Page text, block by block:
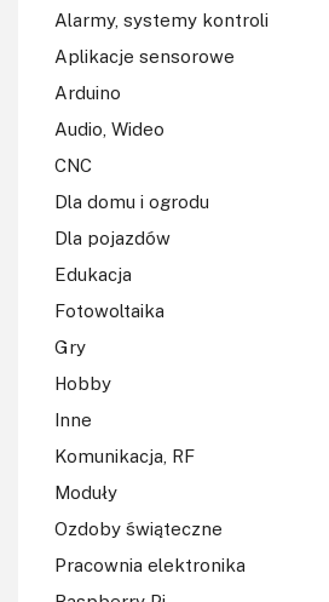
Alarmy, systemy kontroli
Aplikacje sensorowe
Arduino
Audio, Wideo
CNC
Dla domu i ogrodu
Dla pojazdów
Edukacja
Fotowoltaika
Gry
Hobby
Inne
Komunikacja, RF
Moduły
Ozdoby świąteczne
Pracownia elektronika